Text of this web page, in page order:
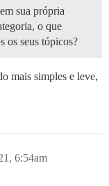
sua própria
o que
os seus tópicos?
mais simples e leve,
6:54am